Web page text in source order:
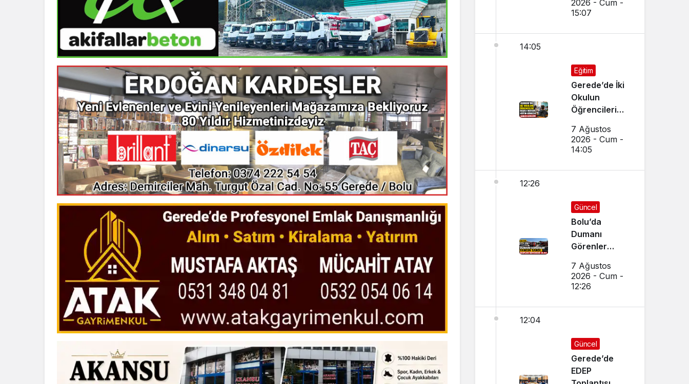
Öğrencilere
2026 - Cum -
15:07
14:05
Eğitim
Gerede’de İki
Okulun
Öğrencileri
Eğitim
Görecek
7 Ağustos
2026 - Cum -
14:05
12:26
Güncel
Bolu’da
Dumanı
Görenler
Ekipler
Seferber Oldu
7 Ağustos
2026 - Cum -
12:26
12:04
Güncel
Gerede’de
EDEP